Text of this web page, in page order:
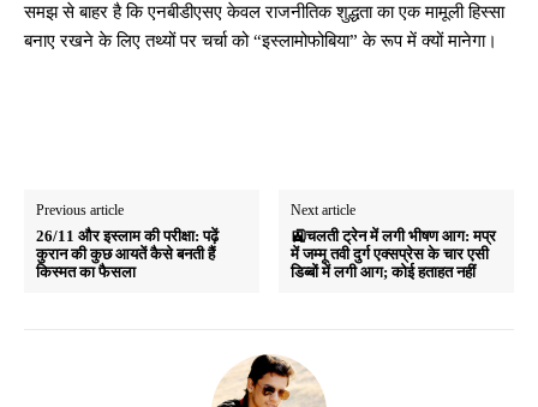
समझ से बाहर है कि एनबीडीएसए केवल राजनीतिक शुद्धता का एक मामूली हिस्सा
बनाए रखने के लिए तथ्यों पर चर्चा को “इस्लामोफोबिया” के रूप में क्यों मानेगा।
Previous article
26/11 और इस्लाम की परीक्षा: पढ़ें
कुरान की कुछ आयतें कैसे बनती हैं
किस्मत का फैसला
Next article
🚉चलती ट्रेन में लगी भीषण आग: मप्र
में जम्मू तवी दुर्ग एक्सप्रेस के चार एसी
डिब्बों में लगी आग; कोई हताहत नहीं